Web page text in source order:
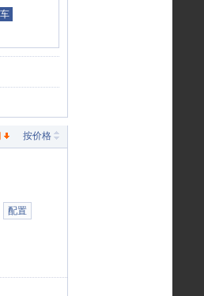
按价格
配置